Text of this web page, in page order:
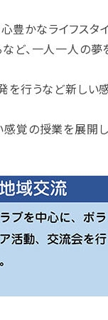
心豊かなライフス
、一人一人の夢を
行うなど新しい
覚の授業を展開